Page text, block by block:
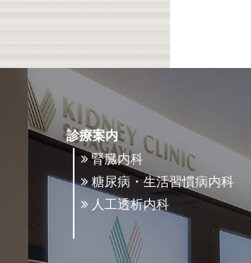
診療案内
腎臓内科
糖尿病・生活習慣病内科
人工透析内科